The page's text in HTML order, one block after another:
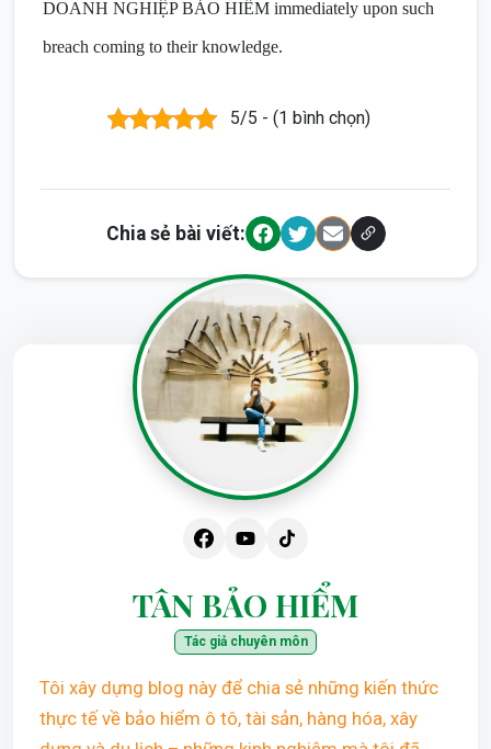
DOANH NGHIỆP BẢO HIỂM immediately upon such
breach coming to their knowledge.
5/5 - (1 bình chọn)
Chia sẻ bài viết:
TÂN BẢO HIỂM
Tác giả chuyên môn
Tôi xây dựng blog này để chia sẻ những kiến thức
thực tế về bảo hiểm ô tô, tài sản, hàng hóa, xây